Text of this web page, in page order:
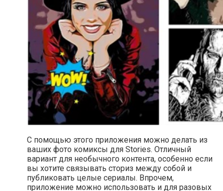
С помощью этого приложения можно делать из
ваших фото комиксы для Stories. Отличный
вариант для необычного контента, особенно если
вы хотите связывать сториз между собой и
публиковать целые сериалы. Впрочем,
приложение можно использовать и для разовых